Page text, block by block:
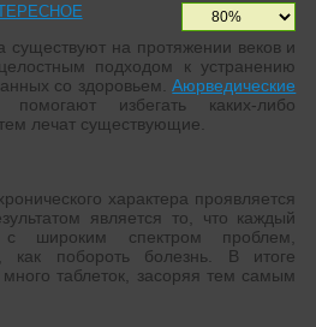
существуют на протяжении веков и
подходом к устранению
со здоровьем.Аюрведические
помогают избегать каких-либо
лечат существующие.
характера проявляется
является то, что каждый
с широким спектром проблем,
как побороть болезнь. В итоге
таблеток, засоряя тем самым